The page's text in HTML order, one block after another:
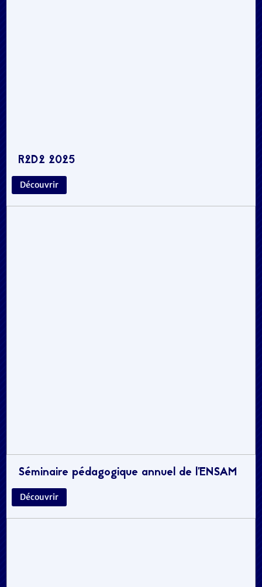
R2D2 2025
Découvrir
Séminaire pédagogique annuel de l’ENSAM
Découvrir